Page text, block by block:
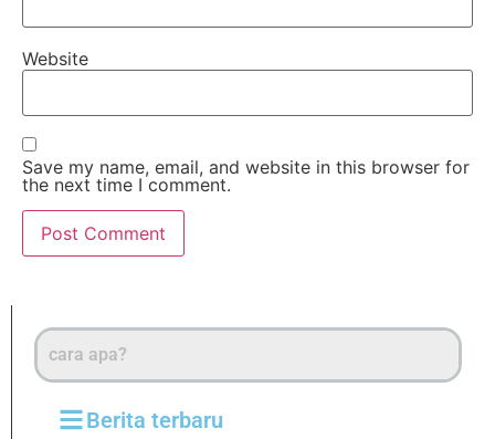
Website
Save my name, email, and website in this browser for
the next time I comment.
Berita terbaru